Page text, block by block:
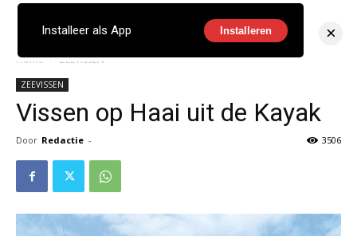
Home ZEEVISSEN
ZEEVISSEN
Vissen op Haai uit de Kayak
Door Redactie - 3506
Installeer als App Installeren ×